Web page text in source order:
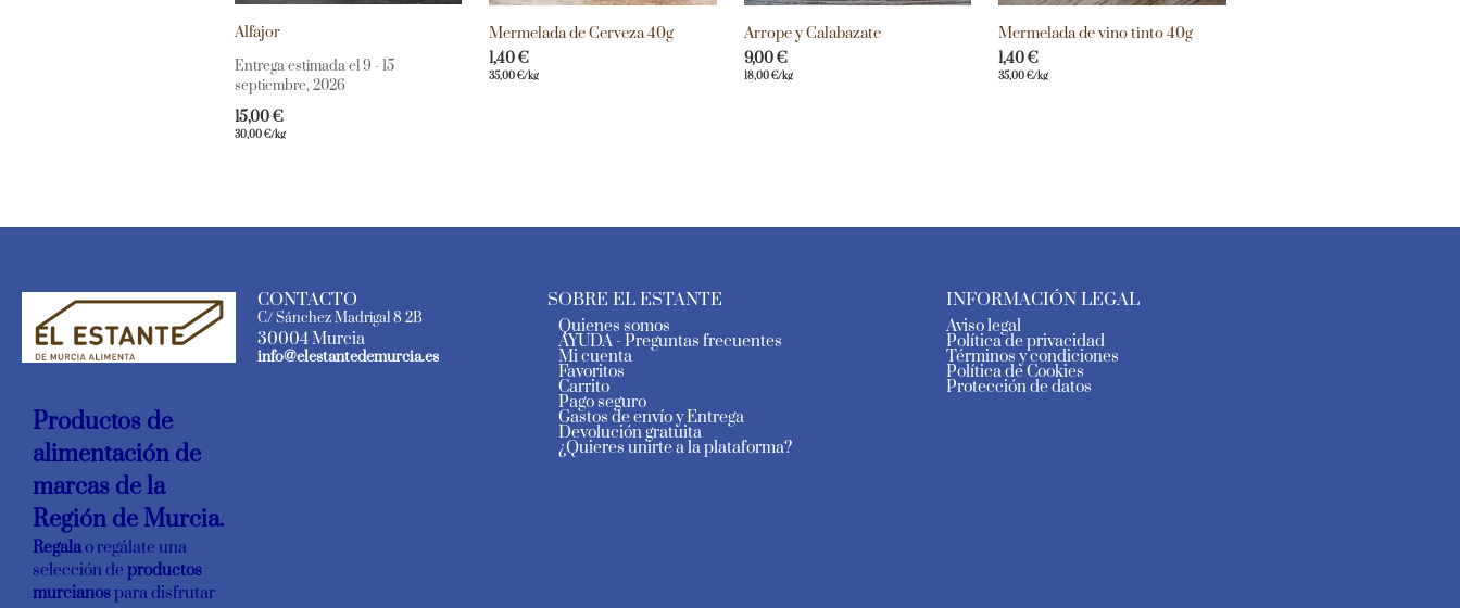
Alfajor
Entrega estimada el 9 - 15
septiembre, 2026
15,00€
30,00€/kg
Mermelada de Cerveza 40g
1,40€
35,00€/kg
Arrope y Calabazate
9,00€
18,00€/kg
Mermelada de vino tinto 40g
1,40€
35,00€/kg
Productos de
alimentación de
marcas de la
Región de Murcia.
Regalao regálate una
selección de productos
murcianospara disfrutar
CONTACTO
C/ Sánchez Madrigal 8 2B
30004 Murcia
info@elestantedemurcia.es
SOBRE EL ESTANTE
Quienes somos
AYUDA - Preguntas frecuentes
Mi cuenta
Favoritos
Carrito
Pago seguro
Gastos de envío y Entrega
Devolución gratuita
¿Quieres unirte a la plataforma?
INFORMACIÓN LEGAL
Aviso legal
Política de privacidad
Términos y condiciones
Política de Cookies
Protección de datos